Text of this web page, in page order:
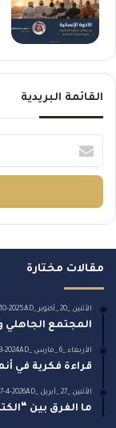
القائمة البريدية
خ
ب
ر
ل
ر
مقالات مختارة
الأثنين _20 _أكتوبر _2025AH 20-10-2025AD
المجتمع الجاهلي
الأربعاء _6 _مارس _2024AH 6-3-2024AD
قراءة فكرية في
الأثنين _27 _أبريل _2026AH 27-4-2026AD
ما الفرق بين